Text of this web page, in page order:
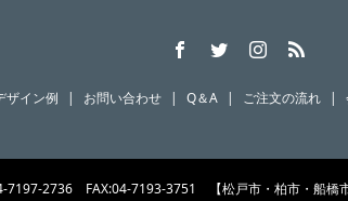
ザイン例 お問い合わせ Q＆A ご注文の流れ
2736 FAX:04-7193-3751 【松戸市・柏市・船橋市